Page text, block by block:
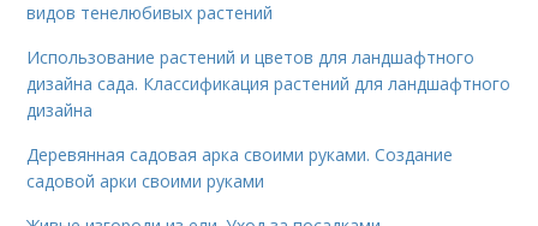
видов тенелюбивых растений
Использование растений и цветов для ландшафтного
дизайна сада. Классификация растений для ландшафтного
дизайна
Деревянная садовая арка своими руками. Создание
садовой арки своими руками